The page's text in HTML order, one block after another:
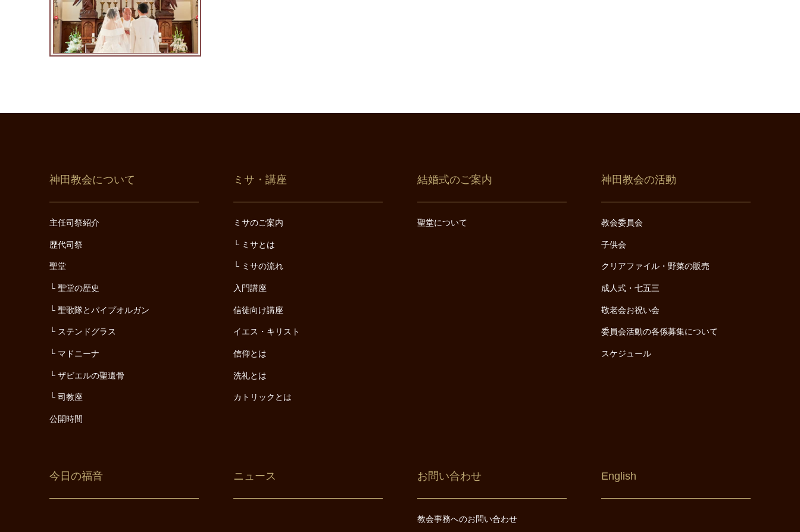
神田教会について
主任司祭紹介
歴代司祭
聖堂
聖堂の歴史
聖歌隊とパイプオルガン
ステンドグラス
マドニーナ
ザビエルの聖遺骨
司教座
公開時間
ミサ・講座
ミサのご案内
ミサとは
ミサの流れ
入門講座
信徒向け講座
イエス・キリスト
信仰とは
洗礼とは
カトリックとは
結婚式のご案内
聖堂について
神田教会の活動
教会委員会
子供会
クリアファイル・野菜の販売
成人式・七五三
敬老会お祝い会
委員会活動の各係募集について
スケジュール
今日の福音 ニュース お問い合わせ
教会事務へのお問い合わせ
English